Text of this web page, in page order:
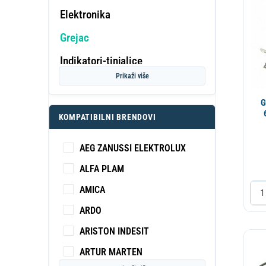
Elektronika
Grejac
Indikatori-tinjalice
Kabl
Klema
Montazni materijal
Motor raznja
Ostalo
Prekidac
Prikljucni kabl
Prikaži više
KOMPATIBILNI BRENDOVI
AEG ZANUSSI ELEKTROLUX
ALFA PLAM
AMICA
ARDO
ARISTON INDESIT
ARTUR MARTEN